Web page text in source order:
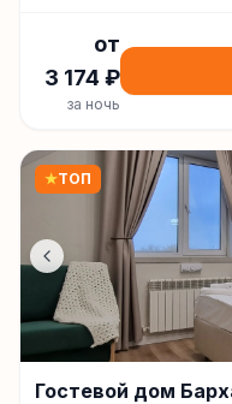
от
3 174 ₽
за ночь
★ТОП
Гостевой дом